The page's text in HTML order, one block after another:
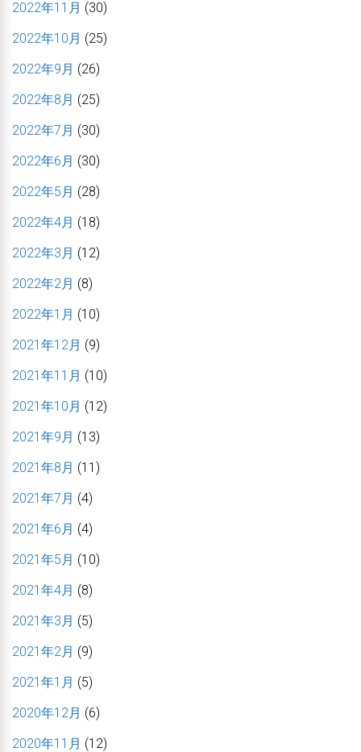
2022年11月 (30)
2022年10月 (25)
2022年9月 (26)
2022年8月 (25)
2022年7月 (30)
2022年6月 (30)
2022年5月 (28)
2022年4月 (18)
2022年3月 (12)
2022年2月 (8)
2022年1月 (10)
2021年12月 (9)
2021年11月 (10)
2021年10月 (12)
2021年9月 (13)
2021年8月 (11)
2021年7月 (4)
2021年6月 (4)
2021年5月 (10)
2021年4月 (8)
2021年3月 (5)
2021年2月 (9)
2021年1月 (5)
2020年12月 (6)
2020年11月 (12)